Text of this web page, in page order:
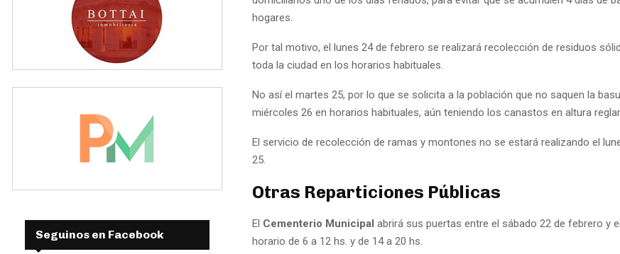
hogares.
Por tal motivo, el lunes 24 de febrero se realizará recolección de residuos
toda la ciudad en los horarios habituales.
No así el martes 25, por lo que se solicita a la población que no saquen la
miércoles 26 en horarios habituales, aún teniendo los canastos en altura
El servicio de recolección de ramas y montones no se estará realizando el
25.
Otras Reparticiones Públicas
El Cementerio Municipal abrirá sus puertas entre el sábado 22 de febrero y
horario de 6 a 12 hs. y de 14 a 20 hs.
Seguinos en Facebook